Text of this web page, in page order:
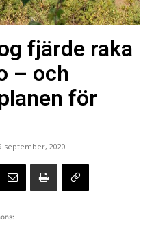
fjärde raka
– och
för
september, 2020